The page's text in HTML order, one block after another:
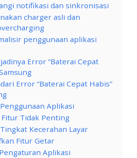
notifikasi dan sinkronisasi
charger asli dan
penggunaan aplikasi
Error “Baterai Cepat
Error “Baterai Cepat Habis”
Aplikasi
Tidak Penting
Kecerahan Layar
Fitur Getar
Aplikasi